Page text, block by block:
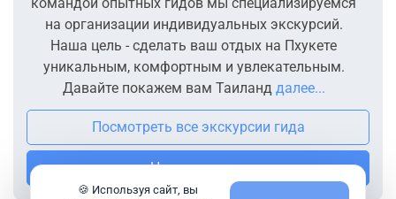
на организации индивидуальных экскурсий.
Наша цель - сделать ваш отдых на Пхукете
уникальным, комфортным и увлекательным.
Давайте покажем вам Таиланд далее...
Посмотреть все экскурсии гида
Напишите мне
🍪 Используя сайт, вы